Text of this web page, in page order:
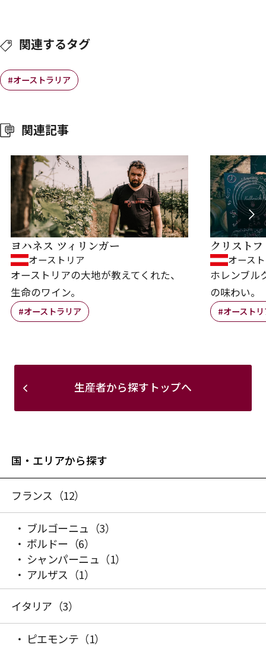
関連するタグ
#オーストラリア
関連記事
ヨハネス ツィリンガー
オーストリア
オーストリアの大地が教えてくれた、
生命のワイン。
#オーストラリア
クリスト
オース
ホレンブル
の味わい。
#オースト
生産者から探すトップへ
国・エリアから探す
フランス （12）
ブルゴーニュ （3）
ボルドー （6）
シャンパーニュ （1）
アルザス （1）
イタリア （3）
ピエモンテ （1）